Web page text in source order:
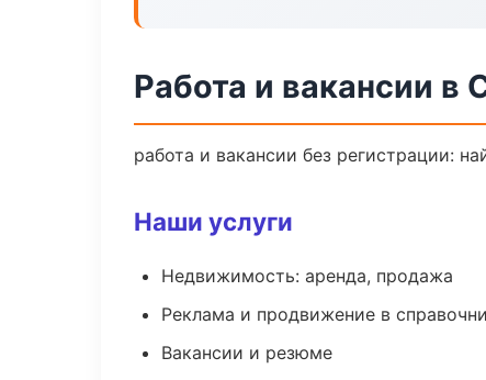
Работа и вакансии в
работа и вакансии без регистрации:
Наши услуги
Недвижимость: аренда, продажа
Реклама и продвижение в
Вакансии и резюме